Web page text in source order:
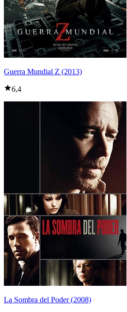
Guerra Mundial Z (2013)
6,4
La Sombra del Poder (2008)